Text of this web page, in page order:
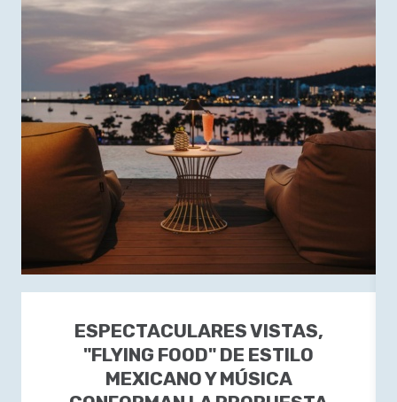
ESPECTACULARES VISTAS,
"FLYING FOOD" DE ESTILO
MEXICANO Y MÚSICA